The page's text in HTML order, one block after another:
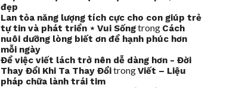
đẹp
Lan tỏa năng lượng tích cực cho con giúp trẻ
tự tin và phát triển ⋆ Vui Sốngtrong Cách
nuôi dưỡng lòng biết ơn để hạnh phúc hơn
mỗi ngày
Để việc viết lách trở nên dễ dàng hơn - Đời
Thay Đổi Khi Ta Thay ĐổitrongViết – Liệu
pháp chữa lành trái tim